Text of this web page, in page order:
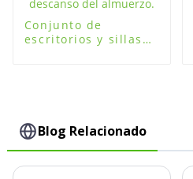
Conjunto de
escritorios y sillas
Blog Relacionado